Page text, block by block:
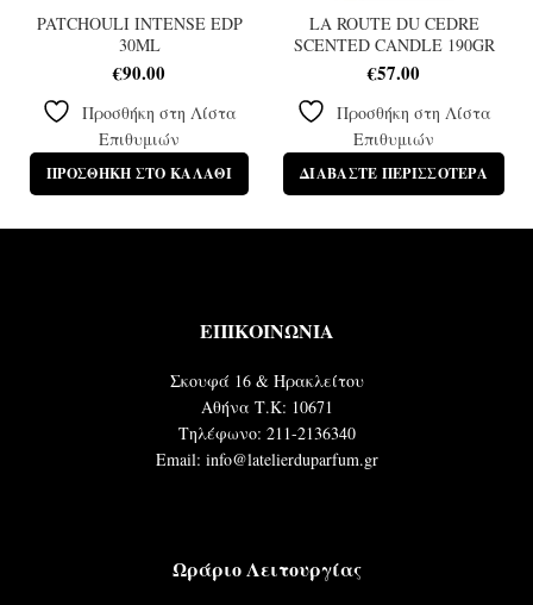
PATCHOULI INTENSE EDP
30ML
€90.00
Προσθήκη στη Λίστα
Επιθυμιών
ΠΡΟΣΘΉΚΗ ΣΤΟ ΚΑΛΆΘΙ
LA ROUTE DU CEDRE
SCENTED CANDLE 190GR
€57.00
Προσθήκη στη Λίστα
Επιθυμιών
ΔΙΑΒΆΣΤΕ ΠΕΡΙΣΣΌΤΕΡΑ
ΕΠΙΚΟΙΝΩΝΙΑ
Σκουφά 16 & Ηρακλείτου
Αθήνα Τ.Κ: 10671
Τηλέφωνο: 211-2136340
Email: info@latelierduparfum.gr
Ωράριο Λειτουργίας